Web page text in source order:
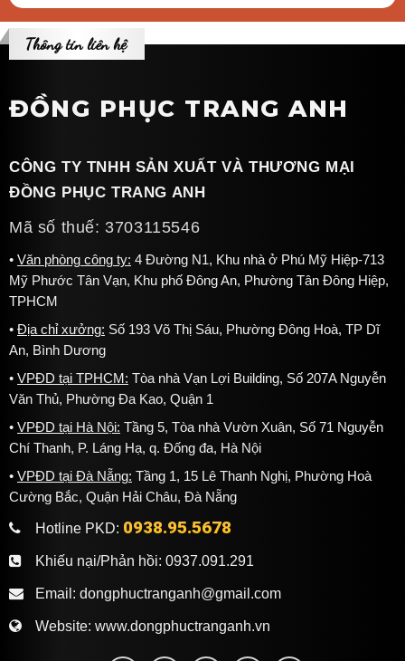
Thông tin liên hệ
ĐỒNG PHỤC TRANG ANH
CÔNG TY TNHH SẢN XUẤT VÀ THƯƠNG MẠI
ĐỒNG PHỤC TRANG ANH
Mã số thuế: 3703115546
Văn phòng công ty: 4 Đường N1, Khu nhà ở Phú Mỹ Hiệp-713
Mỹ Phước Tân Vạn, Khu phố Đông An, Phường Tân Đông Hiệp,
TPHCM
Địa chỉ xưởng: Số 193 Võ Thị Sáu, Phường Đông Hoà, TP Dĩ
An, Bình Dương
VPĐD tại TPHCM: Tòa nhà Vạn Lợi Building, Số 207A Nguyễn
Văn Thủ, Phường Đa Kao, Quận 1
VPĐD tại Hà Nội: Tầng 5, Tòa nhà Vườn Xuân, Số 71 Nguyễn
Chí Thanh, P. Láng Hạ, q. Đống đa, Hà Nội
VPĐD tại Đà Nẵng: Tầng 1, 15 Lê Thanh Nghị, Phường Hoà
Cường Bắc, Quận Hải Châu, Đà Nẵng
Hotline PKD: 0938.95.5678
Khiếu nại/Phản hồi: 0937.091.291
Email: dongphuctranganh@gmail.com
Website: www.dongphuctranganh.vn